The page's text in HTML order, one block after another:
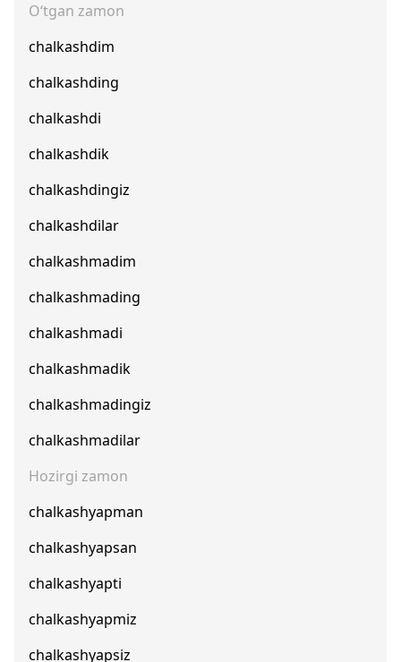
O‘tgan zamon
chalkashdim
chalkashding
chalkashdi
chalkashdik
chalkashdingiz
chalkashdilar
chalkashmadim
chalkashmading
chalkashmadi
chalkashmadik
chalkashmadingiz
chalkashmadilar
Hozirgi zamon
chalkashyapman
chalkashyapsan
chalkashyapti
chalkashyapmiz
chalkashyapsiz